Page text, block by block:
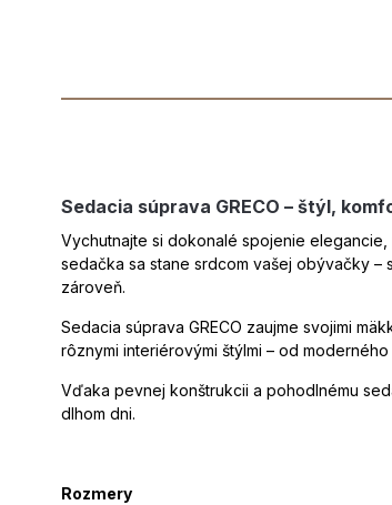
Sedacia súprava GRECO – štýl,
Vychutnajte si dokonalé spojenie
sedačka sa stane srdcom vašej obývačky –
zároveň.
Sedacia súprava GRECO zaujme svojimi
rôznymi interiérovými štýlmi – od
Vďaka pevnej konštrukcii a pohodlnému
dlhom dni.
Rozmery